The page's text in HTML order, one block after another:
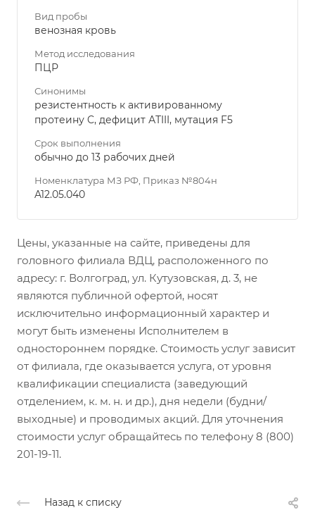
Вид пробы
венозная кровь
Метод исследования
ПЦР
Синонимы
резистентность к активированному
протеину C, дефицит АТIII, мутация F5
Срок выполнения
обычно до 13 рабочих дней
Номенклатура МЗ РФ, Приказ №804н
A12.05.040
Цены, указанные на сайте, приведены для
головного филиала ВДЦ, расположенного по
адресу: г. Волгоград, ул. Кутузовская, д. 3, не
являются публичной офертой, носят
исключительно информационный характер и
могут быть изменены Исполнителем в
одностороннем порядке. Стоимость услуг зависит
от филиала, где оказывается услуга, от уровня
квалификации специалиста (заведующий
отделением, к. м. н. и др.), дня недели (будни/
выходные) и проводимых акций. Для уточнения
стоимости услуг обращайтесь по телефону 8 (800)
201-19-11.
Назад к списку